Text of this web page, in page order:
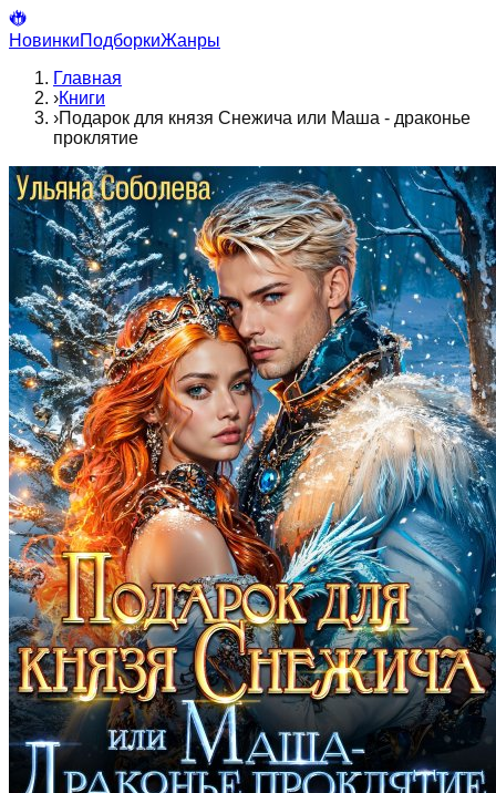
НовинкиПодборкиЖанры
Главная
›Книги
›Подарок для князя Снежича или Маша - драконье
проклятие